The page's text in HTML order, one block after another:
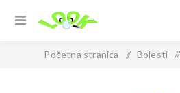
Početna stranica / Bolesti /